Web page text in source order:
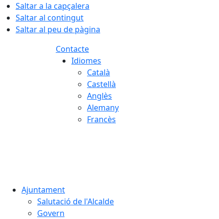
Saltar a la capçalera
Saltar al contingut
Saltar al peu de pàgina
Contacte
Idiomes
Català
Castellà
Anglès
Alemany
Francès
Ajuntament
Salutació de l'Alcalde
Govern